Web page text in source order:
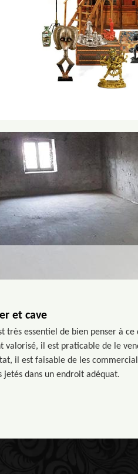
et cave
essentiel de bien penser à ce
valorisé, il est praticable de le
il est faisable de les
jetés dans un endroit adéquat.